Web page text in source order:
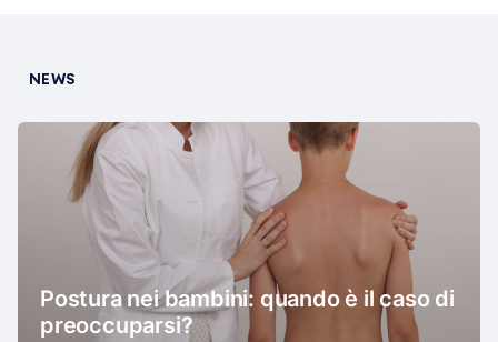
NEWS
Postura nei bambini: quando è il caso di
preoccuparsi?